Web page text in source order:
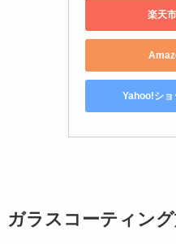
楽天
Yahoo!ショ
ガラスコーティン